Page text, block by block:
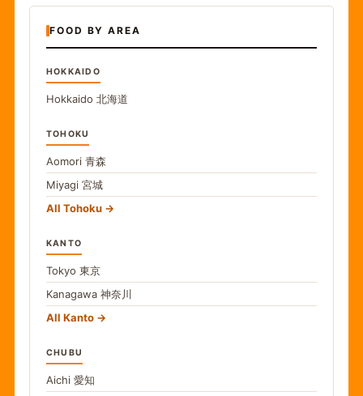
FOOD BY AREA
HOKKAIDO
Hokkaido 北海道
TOHOKU
Aomori 青森
Miyagi 宮城
All Tohoku
KANTO
Tokyo 東京
Kanagawa 神奈川
All Kanto
CHUBU
Aichi 愛知